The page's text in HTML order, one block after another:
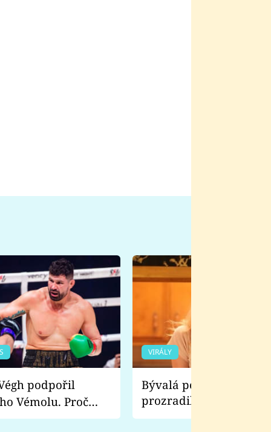
Vémolu. Proč
zápasit s ním než
VIRÁLY
Bývalá pornoherečka
prozradila, co ji
natáčení Euforie.